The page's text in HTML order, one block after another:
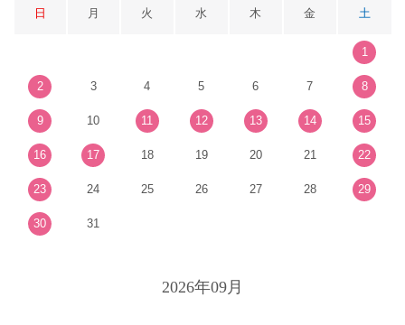
日 月 火 水 木 金 土
1
2 3 4 5 6 7 8
9 10 11 12 13 14 15
16 17 18 19 20 21 22
23 24 25 26 27 28 29
30 31
2026年09月